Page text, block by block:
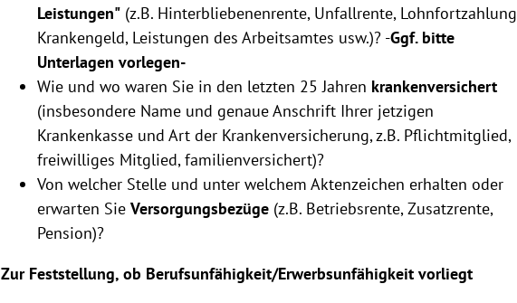
Leistungen" (z.B. Hinterbliebenenrente, Unfallrente,
Krankengeld, Leistungen des Arbeitsamtes usw.)? -Ggf. bitte
Unterlagen vorlegen-
Wie und wo waren Sie in den letzten 25 Jahren krankenversichert
(insbesondere Name und genaue Anschrift Ihrer jetzigen
Krankenkasse und Art der Krankenversicherung, z.B. Pflichtmitglied,
freiwilliges Mitglied, familienversichert)?
Von welcher Stelle und unter welchem Aktenzeichen erhalten oder
erwarten SieVersorgungsbezüge (z.B. Betriebsrente, Zusatzrente,
Pension)?
Zur Feststellung, ob Berufsunfähigkeit/Erwerbsunfähigkeit vorliegt